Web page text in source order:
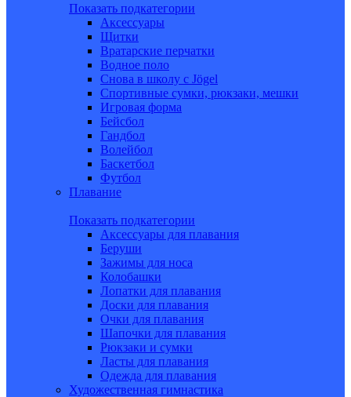
Показать подкатегории
Аксессуары
Щитки
Вратарские перчатки
Водное поло
Снова в школу c Jögel
Спортивные сумки, рюкзаки, мешки
Игровая форма
Бейсбол
Гандбол
Волейбол
Баскетбол
Футбол
Плавание
Показать подкатегории
Аксессуары для плавания
Беруши
Зажимы для носа
Колобашки
Лопатки для плавания
Доски для плавания
Очки для плавания
Шапочки для плавания
Рюкзаки и сумки
Ласты для плавания
Одежда для плавания
Художественная гимнастика